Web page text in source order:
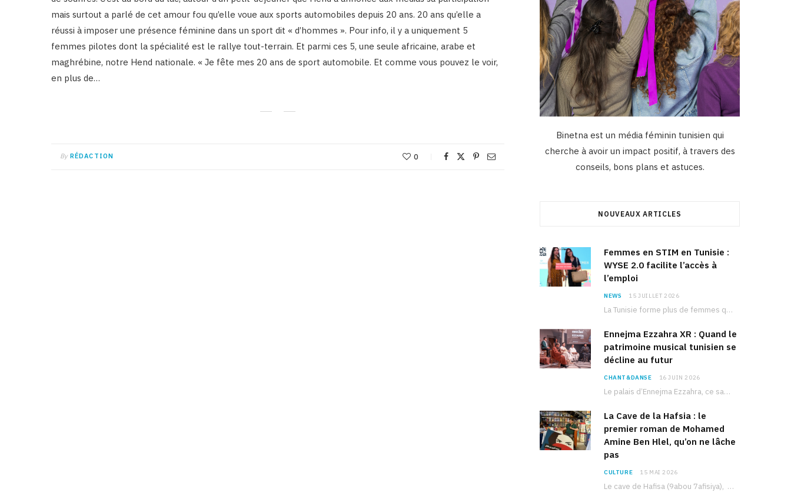
mais surtout a parlé de cet amour fou qu’elle voue aux sports automobiles depuis 20 ans. 20 ans qu’elle a
réussi à imposer une présence féminine dans un sport dit « d’hommes ». Pour info, il y a uniquement 5
femmes pilotes dont la spécialité est le rallye tout-terrain. Et parmi ces 5, une seule africaine, arabe et
maghrébine, notre Hend nationale. « Je fête mes 20 ans de sport automobile. Et comme vous pouvez le voir,
en plus de…
By RÉDACTION 0
Binetna est un média féminin tunisien qui
cherche à avoir un impact positif, à travers des
conseils, bons plans et astuces.
NOUVEAUX ARTICLES
Femmes en STIM en Tunisie :
WYSE 2.0 facilite l’accès à
l’emploi
NEWS 15 JUILLET 2026
La Tunisie forme plus de femmes que d’hommes dans les filières scientifiques. Pourtant, pour beaucoup…
Ennejma Ezzahra XR : Quand le
patrimoine musical tunisien se
décline au futur
CHANT&DANSE 16 JUIN 2026
Le palais d’Ennejma Ezzahra, ce sanctuaire de la musique tunisienne et méditerranéenne construit par le…
La Cave de la Hafsia : le
premier roman de Mohamed
Amine Ben Hlel, qu’on ne lâche
pas
CULTURE 15 MAI 2026
Le cave de Hafisa (9abou 7afisiya), premier roman du journaliste tunisien Mohamed Amine Ben Hlel,…